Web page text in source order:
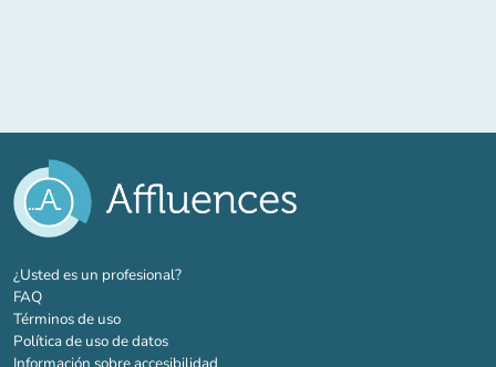
¿Usted es un profesional?(nueva pestaña)
FAQ
Términos de uso
Política de uso de datos